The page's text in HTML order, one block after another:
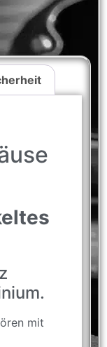
mit